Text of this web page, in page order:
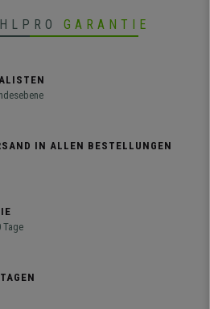
GARANTIE
IN ALLEN BESTELLUNGEN